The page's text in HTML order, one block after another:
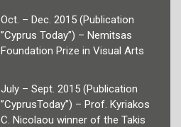
Oct. – Dec. 2015 (Publication
”Cyprus Today”) – Nemitsas
Foundation Prize in Visual Arts
July – Sept. 2015 (Publication
”CyprusToday”) – Prof. Kyriakos
C. Nicolaou winner of the Takis